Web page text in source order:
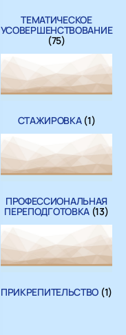
ТЕМАТИЧЕСКОЕ
УСОВЕРШЕНСТВОВАНИЕ
(75)
СТАЖИРОВКА (1)
ПРОФЕССИОНАЛЬНАЯ
ПЕРЕПОДГОТОВКА (13)
ПРИКРЕПИТЕЛЬСТВО (1)